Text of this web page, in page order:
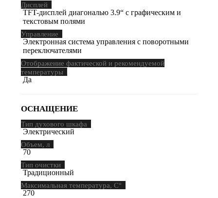
Дисплей
TFT-дисплей диагональю 3.9“ с графическим и
текстовым полями
Управление
Электронная система управления с поворотными
переключателями
Отображение фактической и рекомендуемой
температуры
Да
ОСНАЩЕНИЕ
Тип духового шкафа
Электрический
Объем, л
70
Тип очистки
Традиционный
Максимальная температура, С°
270